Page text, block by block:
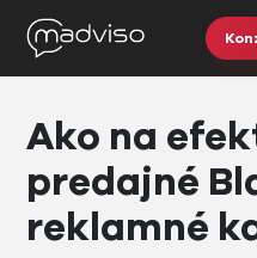
Ako na
predajné
reklamné